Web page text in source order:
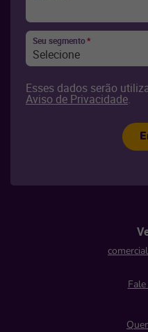
Seu segmento*
Selecione
Esses dados serão
Aviso de Privacidade.